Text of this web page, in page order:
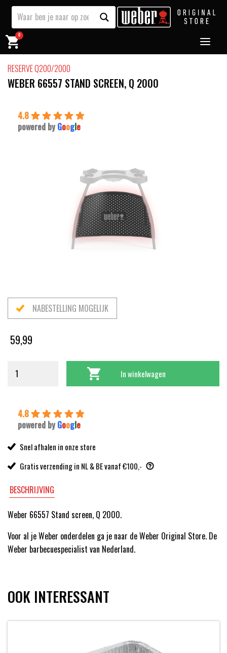
0
RESERVE Q200/2000
WEBER 66557 STAND SCREEN, Q 2000
4.8
powered by Google
NABESTELLING MOGELIJK
59,99
In winkelwagen
4.8
powered by Google
Snel afhalen in onze store
Gratis verzending in NL & BE vanaf €100,-
BESCHRIJVING
Weber 66557 Stand screen, Q 2000.
Voor al je Weber onderdelen ga je naar de Weber Original Store. De
Weber barbecuespecialist van Nederland.
OOK INTERESSANT